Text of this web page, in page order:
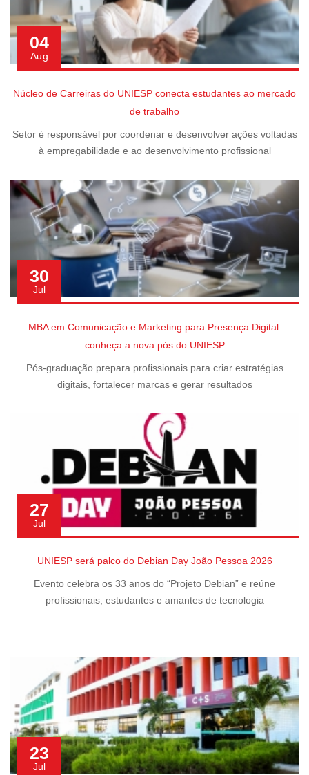
04
Aug
Núcleo de Carreiras do UNIESP conecta estudantes ao mercado
de trabalho
Setor é responsável por coordenar e desenvolver ações voltadas
à empregabilidade e ao desenvolvimento profissional
30
Jul
MBA em Comunicação e Marketing para Presença Digital:
conheça a nova pós do UNIESP
Pós-graduação prepara profissionais para criar estratégias
digitais, fortalecer marcas e gerar resultados
27
Jul
UNIESP será palco do Debian Day João Pessoa 2026
Evento celebra os 33 anos do “Projeto Debian” e reúne
profissionais, estudantes e amantes de tecnologia
23
Jul